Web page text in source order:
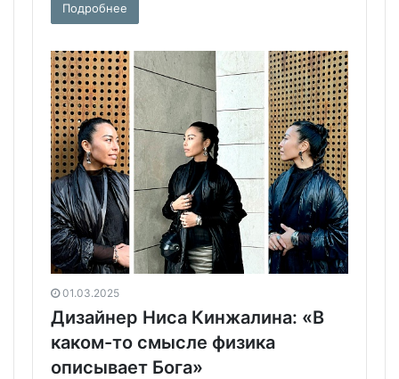
Подробнее
01.03.2025
Дизайнер Ниса Кинжалина: «В
каком-то смысле физика
описывает Бога»